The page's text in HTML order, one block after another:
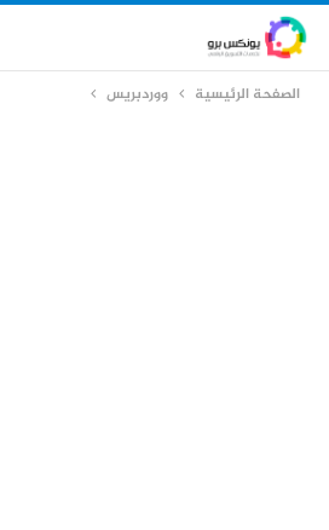
الصفحة الرئيسية ووردبريس